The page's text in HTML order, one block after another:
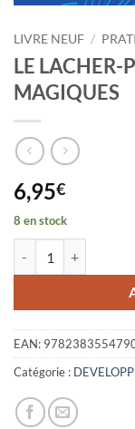
LIVRE NEUF /
LE LACHER-
MAGIQUES
6,95€
8 en stock
EAN:
Catégorie :